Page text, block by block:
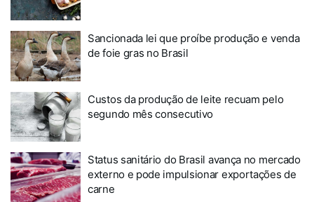
Sancionada lei que proíbe produção e venda
de foie gras no Brasil
Custos da produção de leite recuam pelo
segundo mês consecutivo
Status sanitário do Brasil avança no mercado
externo e pode impulsionar exportações de
carne